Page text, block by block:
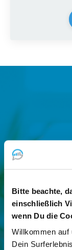
Bitte beachte,
einschließlich
wenn Du die
Willkommen
Dein
Bedarf
Lerne, wie aus